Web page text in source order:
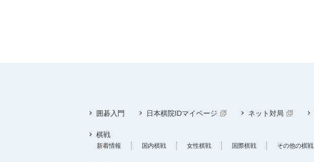
囲碁入門 日本棋院IDマイページ ネット対局
棋戦
新着情報 国内棋戦 女性棋戦 国際棋戦 その他の棋戦